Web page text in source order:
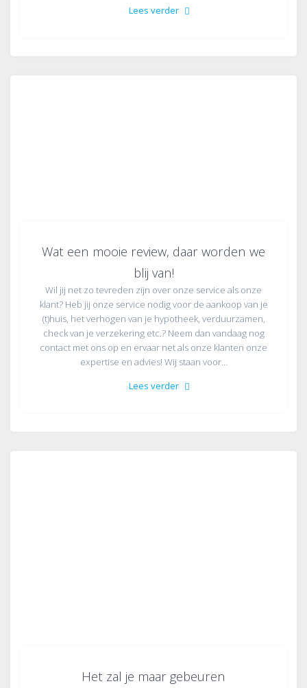
Lees verder
Wat een mooie review, daar worden we
blij van!
Wil jij net zo tevreden zijn over onze service als onze
klant? Heb jij onze service nodig voor de aankoop van je
(t)huis, het verhogen van je hypotheek, verduurzamen,
check van je verzekering etc.? Neem dan vandaag nog
contact met ons op en ervaar net als onze klanten onze
expertise en advies! Wij staan voor…
Lees verder
Het zal je maar gebeuren